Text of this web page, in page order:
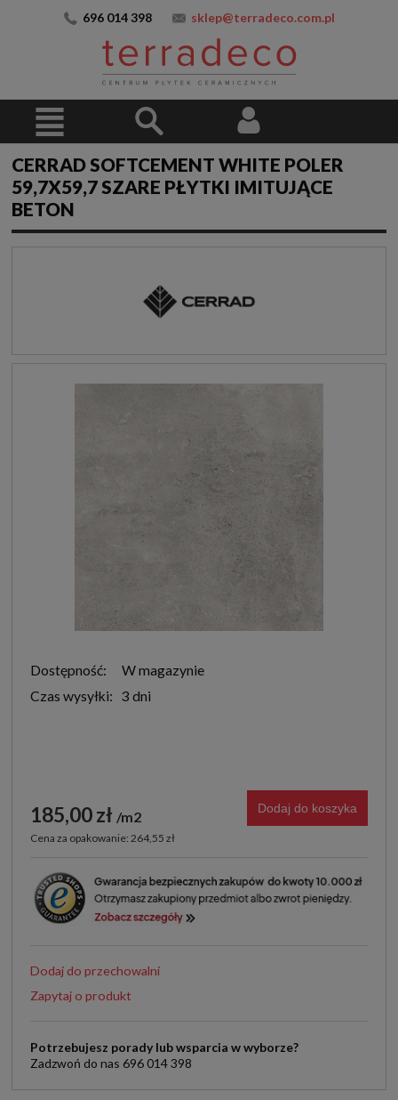
696 014 398 sklep@terradeco.com.pl
CERRAD SOFTCEMENT WHITE POLER
59,7X59,7 SZARE PŁYTKI IMITUJĄCE
BETON
Dostępność:
W magazynie
Czas wysyłki: 3 dni
185,00 zł m2
Cena za opakowanie: 264,55 zł
Dodaj do koszyka
Dodaj do przechowalni
Zapytaj o produkt
Potrzebujesz porady lub wsparcia w wyborze?
Zadzwoń do nas 696 014 398